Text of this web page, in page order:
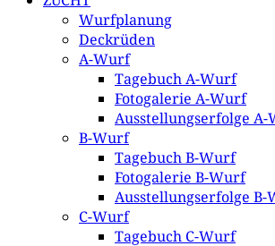
Wurfplanung
Deckrüden
A-Wurf
Tagebuch A-Wurf
Fotogalerie A-Wurf
Ausstellungserfolge
B-Wurf
Tagebuch B-Wurf
Fotogalerie B-Wurf
Ausstellungserfolge B-
C-Wurf
Tagebuch C-Wurf